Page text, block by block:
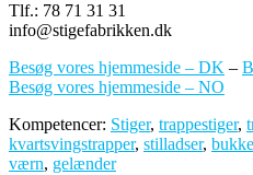
Tlf.: 78 71 31 31
info@stigefabrikken.dk
Besøg vores hjemmeside – DK –
Besøg vores hjemmeside – NO
Kompetencer: Stiger, trappestiger,
kvartsvingstrapper, stilladser,
værn, gelænder